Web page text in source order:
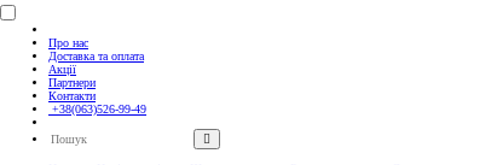
Про нас
Доставка та оплата
Акції
Партнери
Контакти
+38(063)526-99-49